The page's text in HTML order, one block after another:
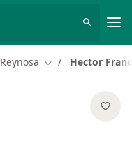
Reynosa Cambiar de ciudad
Hector